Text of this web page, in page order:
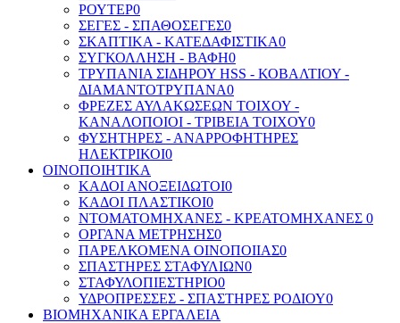
ΡΟΥΤΕΡ0
ΣΕΓΕΣ - ΣΠΑΘΟΣΕΓΕΣ0
ΣΚΑΠΤΙΚΑ - ΚΑΤΕΔΑΦΙΣΤΙΚΑ0
ΣΥΓΚΟΛΛΗΣΗ - ΒΑΦΗ0
ΤΡΥΠΑΝΙΑ ΣΙΔΗΡΟΥ HSS - ΚΟΒΑΛΤΙΟΥ -
ΔΙΑΜΑΝΤΟΤΡΥΠΑΝΑ0
ΦΡΕΖΕΣ ΑΥΛΑΚΩΣΕΩΝ ΤΟΙΧΟΥ -
ΚΑΝΑΛΟΠΟΙΟΙ - ΤΡΙΒΕΙΑ ΤΟΙΧΟΥ0
ΦΥΣΗΤΗΡΕΣ - ΑΝΑΡΡΟΦΗΤΗΡΕΣ
ΗΛΕΚΤΡΙΚΟΙ0
ΟΙΝΟΠΟΙΗΤΙΚΑ
ΚΑΔΟΙ ΑΝΟΞΕΙΔΩΤΟΙ0
ΚΑΔΟΙ ΠΛΑΣΤΙΚΟΙ0
ΝΤΟΜΑΤΟΜΗΧΑΝΕΣ - ΚΡΕΑΤΟΜΗΧΑΝΕΣ 0
ΟΡΓΑΝΑ ΜΕΤΡΗΣΗΣ0
ΠΑΡΕΛΚΟΜΕΝΑ ΟΙΝΟΠΟΙΙΑΣ0
ΣΠΑΣΤΗΡΕΣ ΣΤΑΦΥΛΙΩΝ0
ΣΤΑΦΥΛΟΠΙΕΣΤΗΡΙΟ0
ΥΔΡΟΠΡΕΣΣΕΣ - ΣΠΑΣΤΗΡΕΣ ΡΟΔΙΟΥ0
ΒΙΟΜΗΧΑΝΙΚΑ ΕΡΓΑΛΕΙΑ